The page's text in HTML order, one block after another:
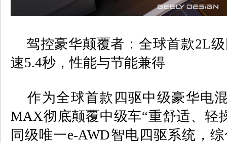
驾控豪华颠覆者：全球首款2L
速5.4秒，性能与节能兼得
作为全球首款四驱中级豪华电
MAX彻底颠覆中级车“重舒适、轻
同级唯一e-AWD智电四驱系统，